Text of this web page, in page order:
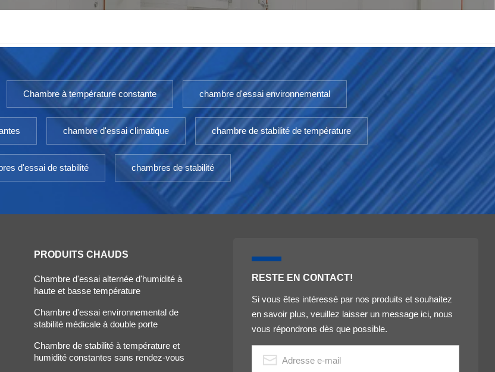
Melayu
Tiếng Việt
Indonesia
বাংলা
Chambre à température constante chambre d'essai environnemental
chambre d'essai climatique chambre de stabilité de température
d'essai de stabilité chambres de stabilité
PRODUITS CHAUDS
Chambre d'essai alternée d'humidité à
haute et basse température
Chambre d'essai environnemental de
stabilité médicale à double porte
Chambre de stabilité à température et
humidité constantes sans rendez-vous
RESTE EN CONTACT!
Si vous êtes intéressé par nos produits et souhaitez
en savoir plus, veuillez laisser un message ici, nous
vous répondrons dès que possible.